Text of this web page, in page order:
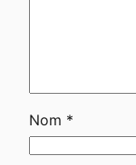
Nom *